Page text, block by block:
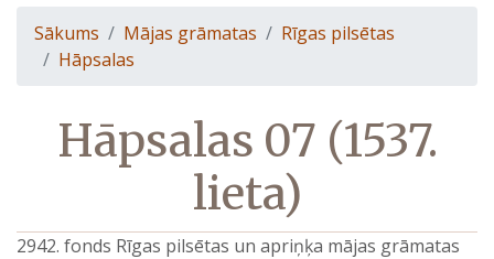
Sākums Mājas grāmatas
Rīgas pilsētas
Hāpsalas
Hāpsalas 07 (1537.
lieta)
2942. fonds Rīgas pilsētas un apriņķa mājas grāmatas